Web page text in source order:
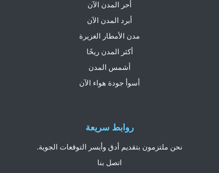
روابط سريعة
نحن ملتزمون بتقديم أدق وأيسر التوقعات الجوية.
اتصل بنا
أحر المدن الآن
أبرد المدن الآن
مدن الأمطار الغزيرة
أكثر المدن ريحًا
أشمس المدن
أسوأ جودة هواء الآن